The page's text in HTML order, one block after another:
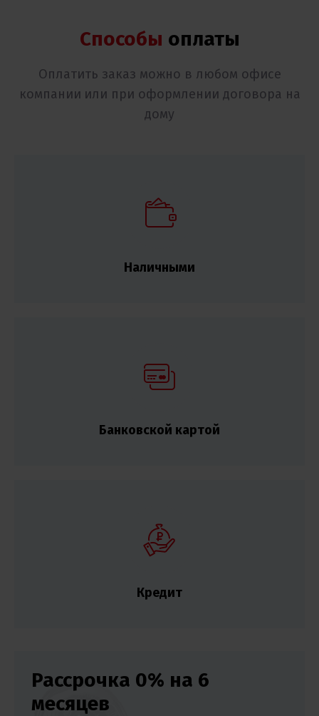
Способы оплаты
Оплатить заказ можно в любом офисе
компании или при оформлении договора на
дому
Наличными
Банковской картой
Кредит
Рассрочка 0% на 6
месяцев